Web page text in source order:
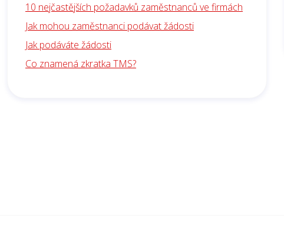
10 nejčastějších požadavků zaměstnanců ve firmách
Jak mohou zaměstnanci podávat žádosti
Jak podáváte žádosti
Co znamená zkratka TMS?